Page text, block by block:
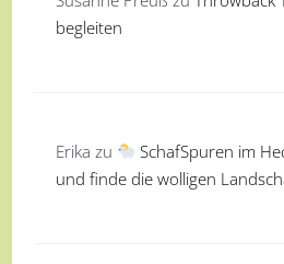
begleiten
Erika zu
SchafSpuren im
und finde die wolligen